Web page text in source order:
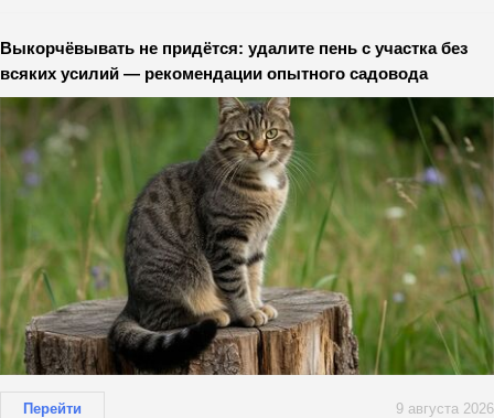
Выкорчёвывать не придётся: удалите пень с участка без
всяких усилий — рекомендации опытного садовода
Перейти 9 августа 2026